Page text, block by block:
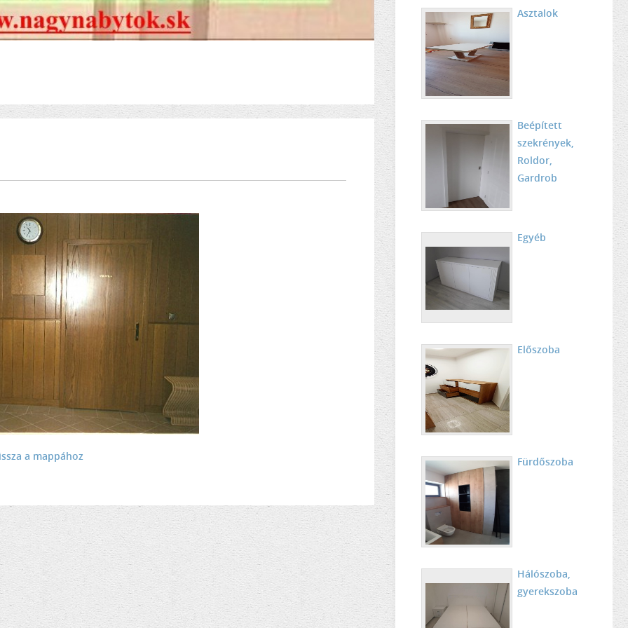
a mappához
Asztalok
Beépített
szekrények,
Roldor,
Gardrob
Egyéb
Előszoba
Fürdőszoba
Hálószoba,
gyerekszoba